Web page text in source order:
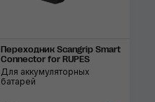
Переходник Scangrip Smart
Connector for RUPES
Для аккумуляторных
батарей